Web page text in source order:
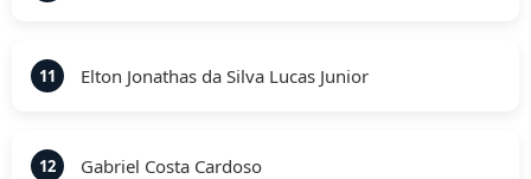
11 Elton Jonathas da Silva Lucas Junior
12 Gabriel Costa Cardoso